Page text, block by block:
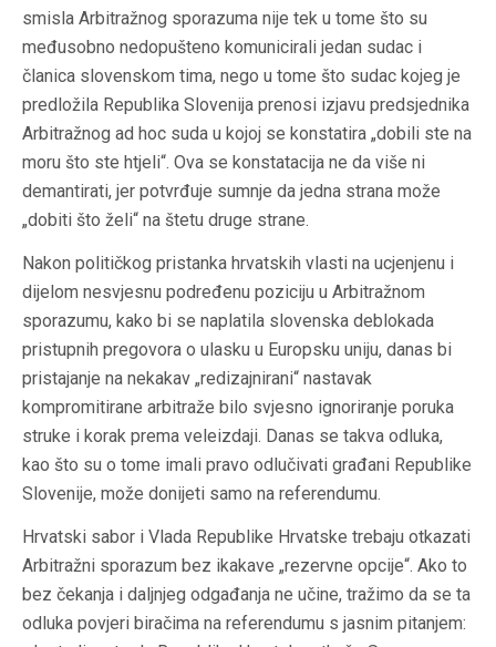
smisla Arbitražnog sporazuma nije tek u tome što su
međusobno nedopušteno komunicirali jedan sudac i
članica slovenskom tima, nego u tome što sudac kojeg je
predložila Republika Slovenija prenosi izjavu predsjednika
Arbitražnog ad hoc suda u kojoj se konstatira „dobili ste na
moru što ste htjeli“. Ova se konstatacija ne da više ni
demantirati, jer potvrđuje sumnje da jedna strana može
„dobiti što želi“ na štetu druge strane.
Nakon političkog pristanka hrvatskih vlasti na ucjenjenu i
dijelom nesvjesnu podređenu poziciju u Arbitražnom
sporazumu, kako bi se naplatila slovenska deblokada
pristupnih pregovora o ulasku u Europsku uniju, danas bi
pristajanje na nekakav „redizajnirani“ nastavak
kompromitirane arbitraže bilo svjesno ignoriranje poruka
struke i korak prema veleizdaji. Danas se takva odluka,
kao što su o tome imali pravo odlučivati građani Republike
Slovenije, može donijeti samo na referendumu.
Hrvatski sabor i Vlada Republike Hrvatske trebaju otkazati
Arbitražni sporazum bez ikakave „rezervne opcije“. Ako to
bez čekanja i daljnjeg odgađanja ne učine, tražimo da se ta
odluka povjeri biračima na referendumu s jasnim pitanjem: